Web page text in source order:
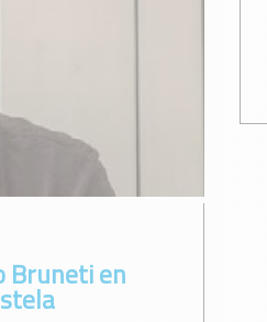
Bruneti en